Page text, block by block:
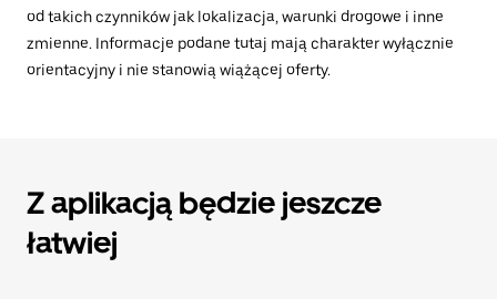
od takich czynników jak lokalizacja, warunki drogowe i inne
zmienne. Informacje podane tutaj mają charakter wyłącznie
orientacyjny i nie stanowią wiążącej oferty.
Z aplikacją będzie jeszcze
łatwiej